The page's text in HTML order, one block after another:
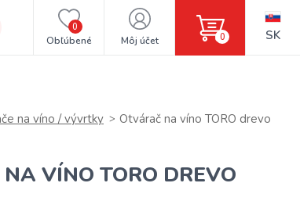
Obľúbené
0
Môj účet 0 SK
na víno / vývrtky Otvárač na víno TORO drevo
VÍNO TORO DREVO